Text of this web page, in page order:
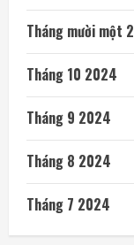
Tháng mười một
Tháng 10 2024
Tháng 9 2024
Tháng 8 2024
Tháng 7 2024